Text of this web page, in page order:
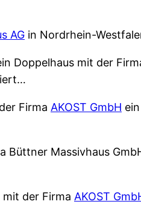
AG in Nordrhein-
Doppelhaus mit der
Firma AKOST GmbH
Massivhaus
der Firma AKOST